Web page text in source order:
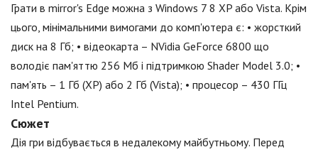
Грати в mirror's Edge можна з Windows 7 8 XP або Vista. Крім
цього, мінімальними вимогами до комп'ютера є: • жорсткий
диск на 8 Гб; • відеокарта – NVidia GeForce 6800 що
володіє пам'яттю 256 Мб і підтримкою Shader Model 3.0; •
пам'ять – 1 Гб (XP) або 2 Гб (Vista); • процесор – 430 ГГц
Intel Pentium.
Сюжет
Дія гри відбувається в недалекому майбутньому. Перед